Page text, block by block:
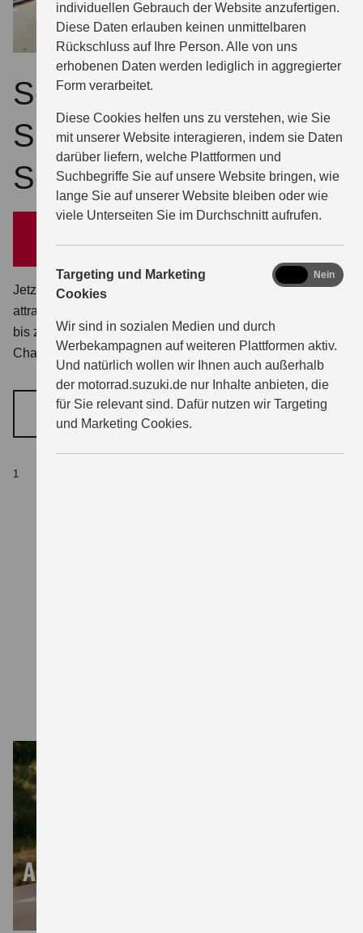
individuellen Gebrauch der Website anzufertigen.
Diese Daten erlauben keinen unmittelbaren
Rückschluss auf Ihre Person. Alle von uns
erhobenen Daten werden lediglich in aggregierter
Form verarbeitet.
Diese Cookies helfen uns zu verstehen, wie Sie
mit unserer Website interagieren, indem sie Daten
darüber liefern, welche Plattformen und
Suchbegriffe Sie auf unsere Website bringen, wie
lange Sie auf unserer Website bleiben oder wie
viele Unterseiten Sie im Durchschnitt aufrufen.
Targeting und Marketing
Cookies
Wir sind in sozialen Medien und durch
Werbekampagnen auf weiteren Plattformen aktiv.
Und natürlich wollen wir Ihnen auch außerhalb
der motorrad.suzuki.de nur Inhalte anbieten, die
für Sie relevant sind. Dafür nutzen wir Targeting
und Marketing Cookies.
marketing
Nein
Sommer, Sonne,
Suzuki - jetzt
Sommerprämie sichern
200 EUR
Jetzt wird's heiß: Auf ausgewählte Neufahrzeuge gibt es
attraktive Preisvorteile und Zubehörgutscheine. Gültig nur
bis zum 30.09.2026. Informiere dich jetzt und nutze deine
Chance!
1